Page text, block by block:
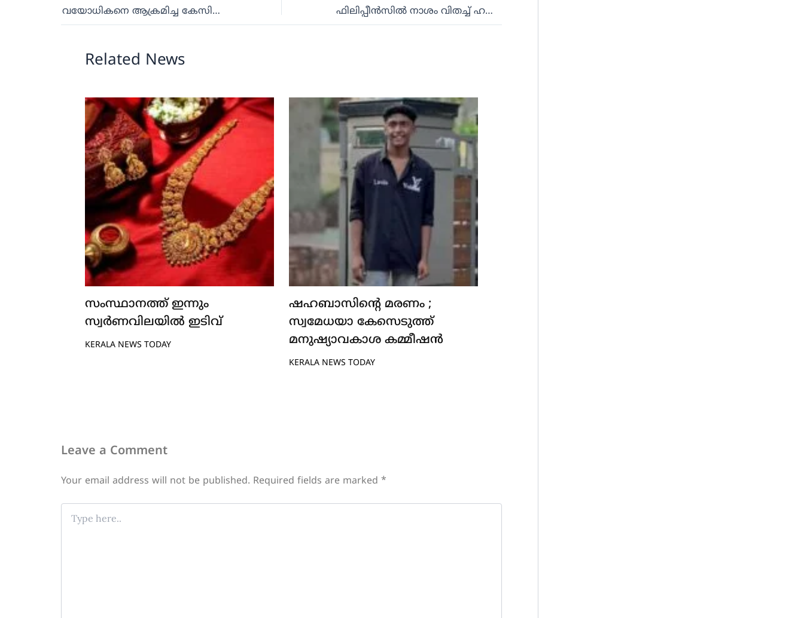
വയോധികനെ ആക്രമിച്ച കേസിൽ പ്രതി പിടിയിൽ ഫിലിപ്പീന്‍സിൽ നാശം വിതച്ച് ഹങ്-വോങ് ചുഴലിക്കാറ്റ്
Related News
സംസ്ഥാനത്ത് ഇന്നും
സ്വർണവിലയിൽ ഇടിവ്
KERALA NEWS TODAY
ഷഹബാസിന്റെ മരണം ;
സ്വമേധയാ കേസെടുത്ത്
മനുഷ്യാവകാശ കമ്മീഷൻ
KERALA NEWS TODAY
Leave a Comment
Your email address will not be published. Required fields are marked *
Type
here..